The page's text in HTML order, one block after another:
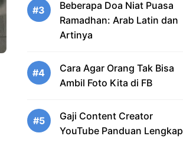
#3
Beberapa Doa Niat Puasa
Ramadhan: Arab Latin dan
Artinya
#4
Cara Agar Orang Tak Bisa
Ambil Foto Kita di FB
#5
Gaji Content Creator
YouTube Panduan Lengkap